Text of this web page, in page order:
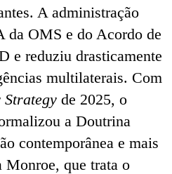
A administração
da OMS e do Acordo de
e reduziu drasticamente
multilaterais. Com
de 2025, o
a Doutrina
contemporânea e mais
Monroe, que trata o